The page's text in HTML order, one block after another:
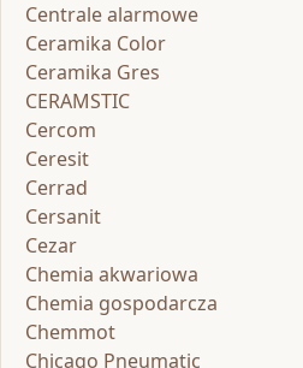
Centrale alarmowe
Ceramika Color
Ceramika Gres
CERAMSTIC
Cercom
Ceresit
Cerrad
Cersanit
Cezar
Chemia akwariowa
Chemia gospodarcza
Chemmot
Chicago Pneumatic